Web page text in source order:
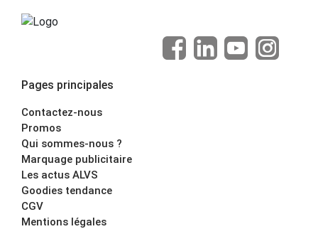
Pages principales
Contactez-nous
Promos
Qui sommes-nous ?
Marquage publicitaire
Les actus ALVS
Goodies tendance
CGV
Mentions légales